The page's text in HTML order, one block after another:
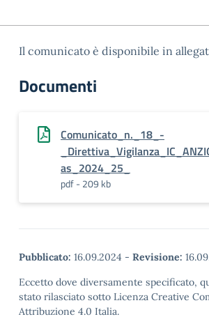
Il comunicato è disponibile in
Documenti
Comunicato_n._18_-
as_2024_25_
pdf - 209 kb
Pubblicato: 16.09.2024 - Revisione:
Eccetto dove diversamente specificato,
stato rilasciato sotto Licenza Creative
Attribuzione 4.0 Italia.